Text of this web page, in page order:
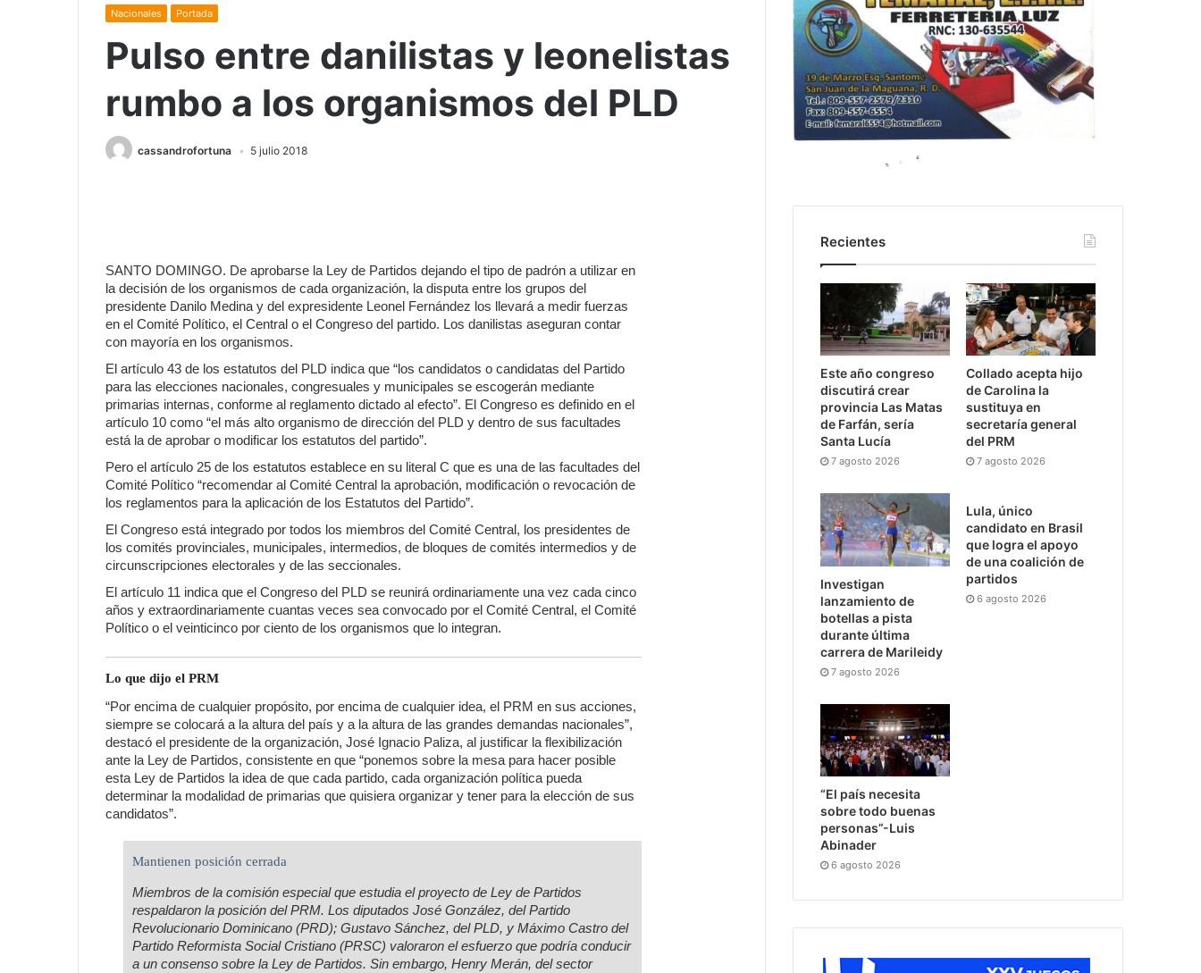
Nacionales Portada
Pulso entre danilistas y leonelistas
rumbo a los organismos del PLD
cassandrofortuna 5 julio 2018
SANTO DOMINGO. De aprobarse la Ley de Partidos dejando el tipo de padrón a utilizar en
la decisión de los organismos de cada organización, la disputa entre los grupos del
presidente Danilo Medina y del expresidente Leonel Fernández los llevará a medir fuerzas
en el Comité Político, el Central o el Congreso del partido. Los danilistas aseguran contar
con mayoría en los organismos.
El artículo 43 de los estatutos del PLD indica que “los candidatos o candidatas del Partido
para las elecciones nacionales, congresuales y municipales se escogerán mediante
primarias internas, conforme al reglamento dictado al efecto”. El Congreso es definido en el
artículo 10 como “el más alto organismo de dirección del PLD y dentro de sus facultades
está la de aprobar o modificar los estatutos del partido”.
Pero el artículo 25 de los estatutos establece en su literal C que es una de las facultades del
Comité Político “recomendar al Comité Central la aprobación, modificación o revocación de
los reglamentos para la aplicación de los Estatutos del Partido”.
El Congreso está integrado por todos los miembros del Comité Central, los presidentes de
los comités provinciales, municipales, intermedios, de bloques de comités intermedios y de
circunscripciones electorales y de las seccionales.
El artículo 11 indica que el Congreso del PLD se reunirá ordinariamente una vez cada cinco
años y extraordinariamente cuantas veces sea convocado por el Comité Central, el Comité
Político o el veinticinco por ciento de los organismos que lo integran.
Lo que dijo el PRM
“Por encima de cualquier propósito, por encima de cualquier idea, el PRM en sus acciones,
siempre se colocará a la altura del país y a la altura de las grandes demandas nacionales”,
destacó el presidente de la organización, José Ignacio Paliza, al justificar la flexibilización
ante la Ley de Partidos, consistente en que “ponemos sobre la mesa para hacer posible
esta Ley de Partidos la idea de que cada partido, cada organización política pueda
determinar la modalidad de primarias que quisiera organizar y tener para la elección de sus
candidatos”.
Mantienen posición cerrada
Miembros de la comisión especial que estudia el proyecto de Ley de Partidos
respaldaron la posición del PRM. Los diputados José González, del Partido
Revolucionario Dominicano (PRD); Gustavo Sánchez, del PLD, y Máximo Castro del
Partido Reformista Social Cristiano (PRSC) valoraron el esfuerzo que podría conducir
a un consenso sobre la Ley de Partidos. Sin embargo, Henry Merán, del sector
Recientes
Este año congreso
discutirá crear
provincia Las Matas
de Farfán, sería
Santa Lucía
7 agosto 2026
Collado acepta hijo
de Carolina la
sustituya en
secretaría general
del PRM
7 agosto 2026
Investigan
lanzamiento de
botellas a pista
durante última
carrera de Marileidy
7 agosto 2026
Lula, único
candidato en Brasil
que logra el apoyo
de una coalición de
partidos
6 agosto 2026
“El país necesita
sobre todo buenas
personas”-Luis
Abinader
6 agosto 2026